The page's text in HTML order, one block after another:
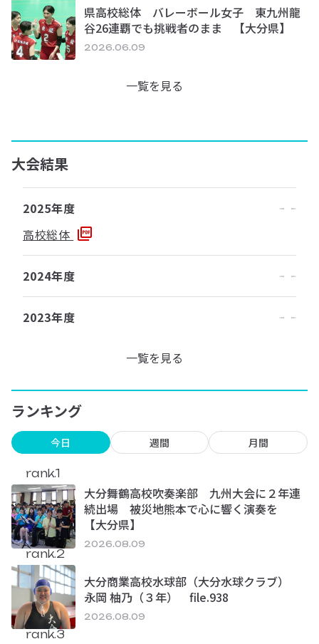
県高校総体 バレーボール女子 東九州龍
谷26連覇でも挑戦者のまま 【大分県】
2026.06.09
一覧を見る
大会結果
2025年度
高校総体
2024年度
2023年度
一覧を見る
ランキング
今日 週間 月間
rank.1
大分舞鶴高校吹奏楽部 九州大会に２年連
続出場 被災地熊本で心に響く演奏を
【大分県】
2026.08.09
rank.2
大分商業高校水球部（大分水球クラブ）
永岡 柚乃（３年） file.938
2026.08.09
rank.3